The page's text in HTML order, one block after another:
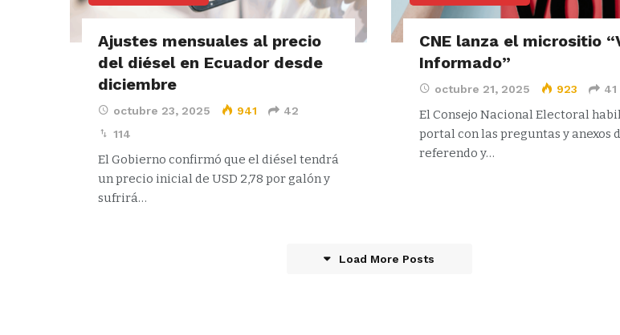
Ajustes mensuales al precio
del diésel en Ecuador desde
diciembre
octubre 23, 2025 941
42
114
El Gobierno confirmó que el diésel tendrá
un precio inicial de USD 2,78 por galón y
sufrirá…
CNE lanza el micrositio
Informado”
octubre 21, 2025 923 41
El Consejo Nacional Electoral
portal con las preguntas y anexos
referendo y…
Load More Posts